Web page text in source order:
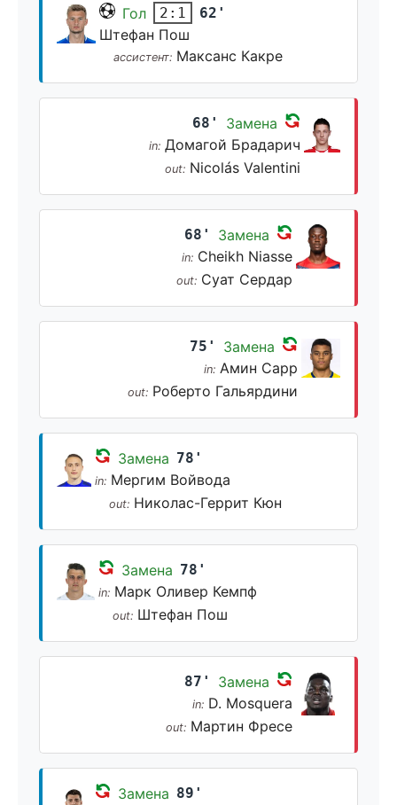
Гол 2:1 62'
Штефан Пош
ассистент: Максанс Какре
68' Замена
in: Домагой Брадарич
out: Nicolás Valentini
68' Замена
in: Cheikh Niasse
out: Суат Сердар
75' Замена
in: Амин Сарр
out: Роберто Гальярдини
Замена 78'
in: Мергим Войвода
out: Николас-Геррит Кюн
Замена 78'
in: Марк Оливер Кемпф
out: Штефан Пош
87' Замена
in: D. Mosquera
out: Мартин Фресе
Замена 89'